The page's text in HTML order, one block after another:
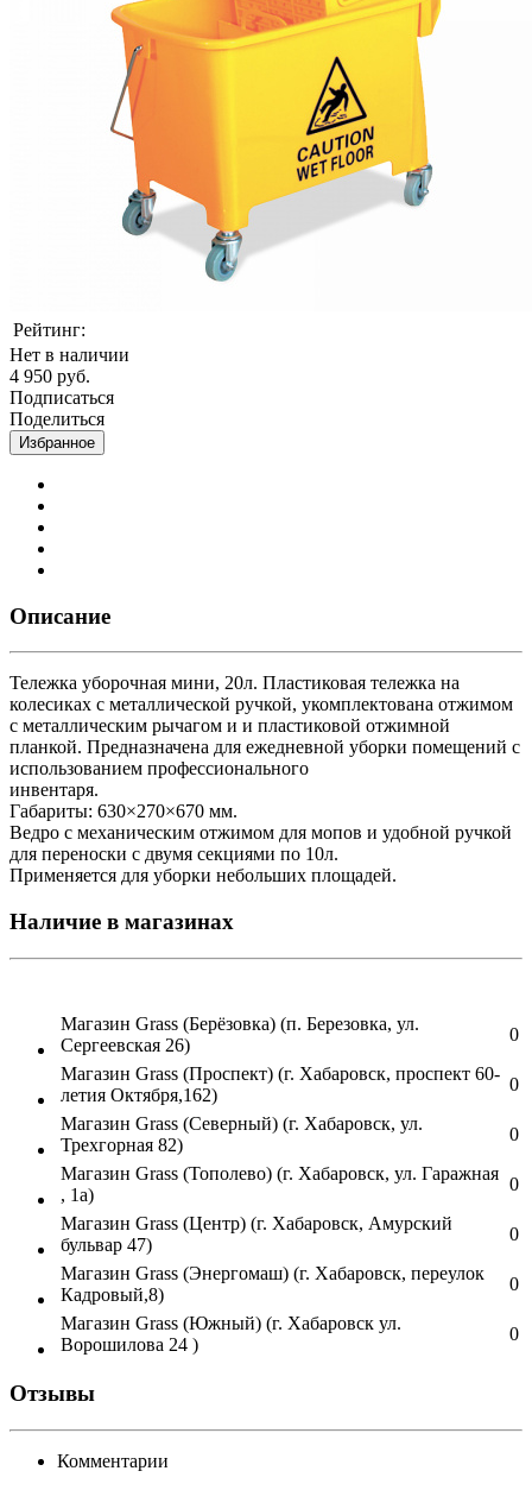
Рейтинг:
Нет в наличии
4 950 руб.
Подписаться
Поделиться
Избранное
Описание
Тележка уборочная мини, 20л. Пластиковая тележка на
колесиках с металлической ручкой, укомплектована отжимом
с металлическим рычагом и и пластиковой отжимной
планкой. Предназначена для ежедневной уборки помещений с
использованием профессионального
инвентаря.
Габариты: 630×270×670 мм.
Ведро с механическим отжимом для мопов и удобной ручкой
для переноски с двумя секциями по 10л.
Применяется для уборки небольших площадей.
Наличие в магазинах
Магазин Grass (Берёзовка) (п. Березовка, ул.
Сергеевская 26)
0
Магазин Grass (Проспект) (г. Хабаровск, проспект 60-
летия Октября,162)
0
Магазин Grass (Северный) (г. Хабаровск, ул.
Трехгорная 82)
0
Магазин Grass (Тополево) (г. Хабаровск, ул. Гаражная
, 1а)
0
Магазин Grass (Центр) (г. Хабаровск, Амурский
бульвар 47)
0
Магазин Grass (Энергомаш) (г. Хабаровск, переулок
Кадровый,8)
0
Магазин Grass (Южный) (г. Хабаровск ул.
Ворошилова 24 )
0
Отзывы
Комментарии